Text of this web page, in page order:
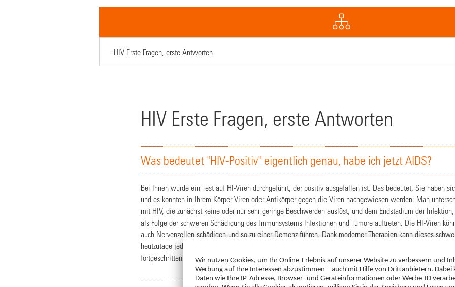
HIV Erste Fragen, erste Antworten
Was bedeutet "HIV-Positiv" eigentlich genau, habe ich jetzt AIDS?
Bei Ihnen wurde ein Test auf HI-Viren durchgeführt, der positiv ausgefallen ist. Das bedeutet, Sie haben
und es konnten in Ihrem Körper Viren oder Antikörper gegen die Viren nachgewiesen werden. Man
mit HIV, die zunächst keine oder nur sehr geringe Beschwerden auslöst, und dem Endstadium der
als Folge der schweren Schädigung des Immunsystems Infektionen und Tumore auftreten. Die HI-Viren
auch Nervenzellen schädigen und so zu einer Demenz führen. Dank moderner Therapien kann dieses
heutzutage jedoch vermieden oder zumindest sehr lange hinausgeschoben werden. Selbst wenn die
fortgeschritten ist, kann sich durch die Behandlung das Immunsystem wieder regenerieren und der